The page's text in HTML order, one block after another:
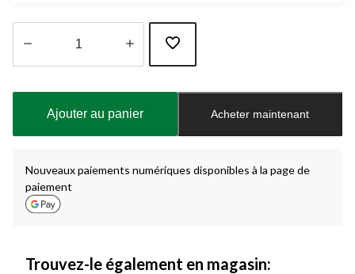
à
Ajouter au panier Acheter maintenant
Nouveaux paiements numériques disponibles à la page de
paiement
Trouvez-le également en magasin: